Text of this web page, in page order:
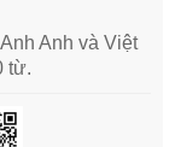
Anh và Việt
từ.